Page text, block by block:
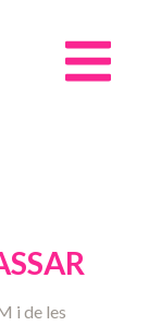
i de les